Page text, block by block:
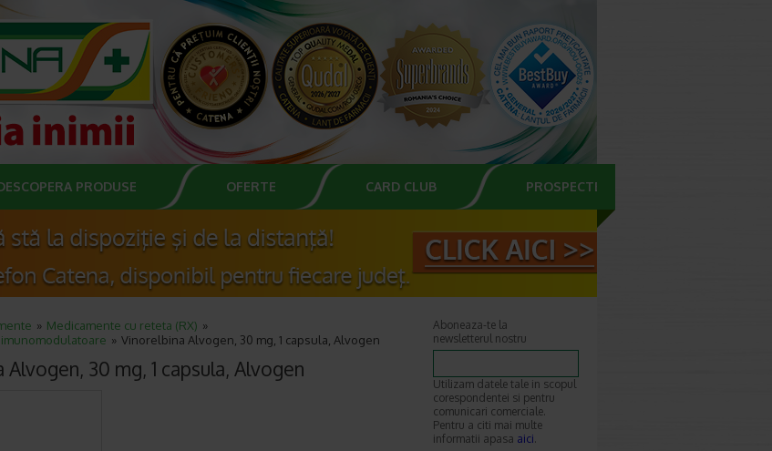
PRODUSE OFERTE CARD CLUB PROSPECTE
Medicamente cu reteta (RX)
Vinorelbina Alvogen, 30 mg, 1 capsula, Alvogen
30 mg, 1 capsula, Alvogen
Aboneaza-te la
newsletterul nostru
Utilizam datele tale in scopul
corespondentei si pentru
comunicari comerciale.
Pentru a citi mai multe
informatii apasa aici.